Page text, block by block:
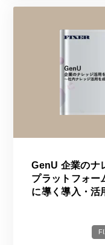
GenU 企業のナ
プラットフォー
に導く導入・活